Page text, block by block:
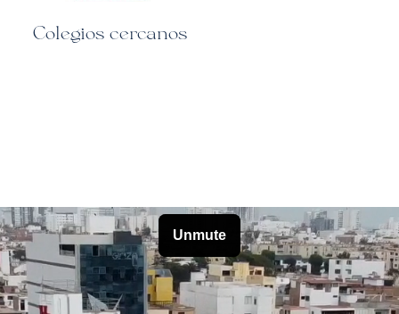
Colegios cercanos